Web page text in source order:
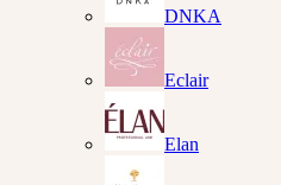
DNKA
Eclair
Elan